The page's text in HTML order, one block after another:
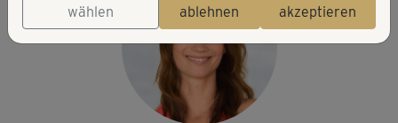
wählen
ablehnen
akzeptieren